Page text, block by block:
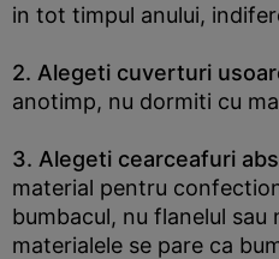
in tot timpul anului,
2. Alegeti cuverturi
anotimp, nu dormiti cu
3. Alegeti cearceafuri
material pentru
bumbacul, nu flanelul
materialele se pare ca